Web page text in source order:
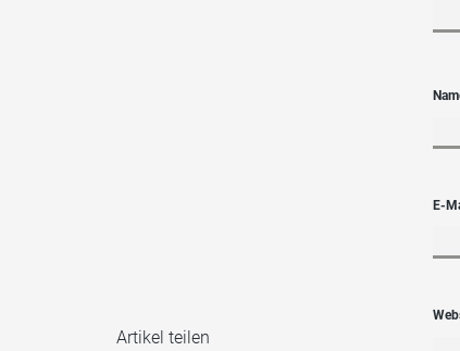
E-
Artikel teilen